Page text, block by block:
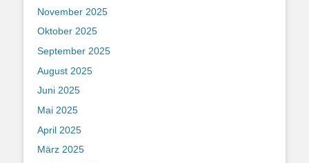
November 2025
Oktober 2025
September 2025
August 2025
Juni 2025
Mai 2025
April 2025
März 2025